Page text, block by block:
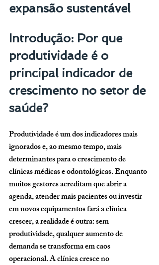
expansão sustentável
Introdução: Por que
produtividade é o
principal indicador de
crescimento no setor de
saúde?
Produtividade é um dos indicadores mais
ignorados e, ao mesmo tempo, mais
determinantes para o crescimento de
clínicas médicas e odontológicas. Enquanto
muitos gestores acreditam que abrir a
agenda, atender mais pacientes ou investir
em novos equipamentos fará a clínica
crescer, a realidade é outra: sem
produtividade, qualquer aumento de
demanda se transforma em caos
operacional. A clínica cresce no